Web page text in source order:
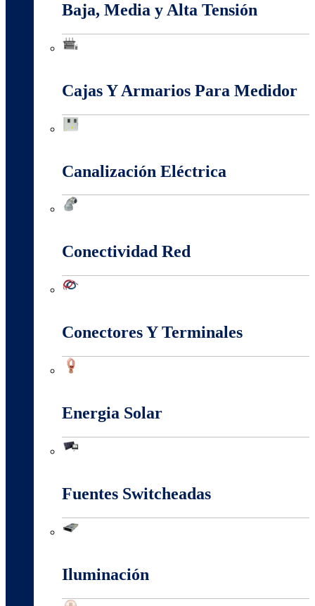
Baja, Media y Alta Tensión
Cajas Y Armarios Para Medidor
Canalización Eléctrica
Conectividad Red
Conectores Y Terminales
Energia Solar
Fuentes Switcheadas
Iluminación